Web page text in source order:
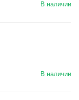
В наличии
В наличии